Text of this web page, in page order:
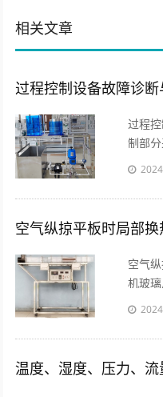
相关文章
过程控制设备故障诊
过程
制部
接线
空气纵掠平板时局部
空气
机玻
尺、
温度、湿度、压力、